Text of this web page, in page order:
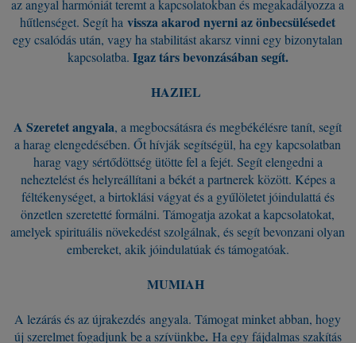
az angyal harmóniát teremt a kapcsolatokban és megakadályozza a
hűtlenséget. Segít havissza akarod nyerni az önbecsülésedet
egy csalódás után, vagy ha stabilitást akarsz vinni egy bizonytalan
kapcsolatba. Igaz társ bevonzásában segít.
HAZIEL
A Szeretet angyala, a megbocsátásra és megbékélésre tanít, segít
a harag elengedésében. Őt hívják segítségül, ha egy kapcsolatban
harag vagy sértődöttség ütötte fel a fejét. Segít elengedni a
neheztelést és helyreállítani a békét a partnerek között. Képes a
féltékenységet, a birtoklási vágyat és a gyűlöletet jóindulattá és
önzetlen szeretetté formálni. Támogatja azokat a kapcsolatokat,
amelyek spirituális növekedést szolgálnak, és segít bevonzani olyan
embereket, akik jóindulatúak és támogatóak.
MUMIAH
A lezárás és az újrakezdés angyala. Támogat minket abban, hogy
új szerelmet fogadjunk be a szívünkbe.Ha egy fájdalmas szakítás